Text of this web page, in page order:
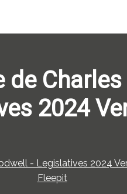
de
2024
- Legislatives 2024
Fleepit